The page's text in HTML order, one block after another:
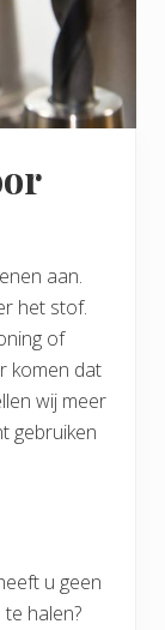
aan.
het stof.
of
komen dat
wij meer
gebruiken
u geen
halen?